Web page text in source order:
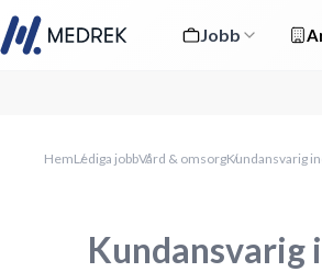
Jobb
HemLediga jobbVård & omsorgKundansvarig
Kundansvarig